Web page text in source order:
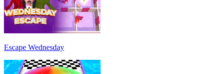
Escape Wednesday